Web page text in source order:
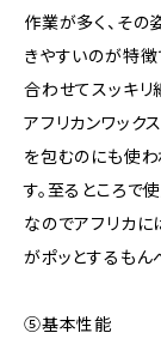
作業が多く、そ
きやすいのが特徴
合わせてスッキリ
アフリカンワック
を包むのにも使
す。至るところで
なのでアフリカに
がポッとするもん
⑤基本性能